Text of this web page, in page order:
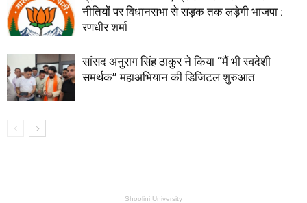
नीतियों पर विधानसभा से सड़क तक लड़ेगी भाजपा :
रणधीर शर्मा
सांसद अनुराग सिंह ठाकुर ने किया “मैं भी स्वदेशी
समर्थक” महाअभियान की डिजिटल शुरुआत
Shoolini University